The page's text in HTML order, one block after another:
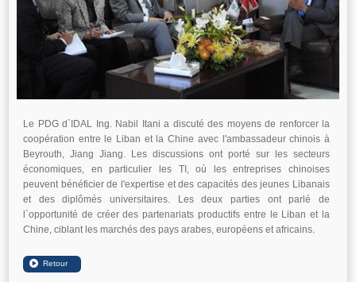
Le PDG d`IDAL Ing. Nabil Itani a discuté des moyens de renforcer la
coopération entre le Liban et la Chine avec l'ambassadeur chinois à
Beyrouth, Jiang Jiang. Les discussions ont porté sur les secteurs
économiques, en particulier les TI, où les entreprises chinoises
peuvent bénéficier de l'expertise et des capacités des jeunes Libanais
et des diplômés universitaires. Les deux parties ont parlé de
l`opportunité de créer des partenariats productifs entre le Liban et la
Chine, ciblant les marchés des pays arabes, européens et africains.